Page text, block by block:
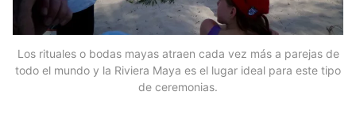
Los rituales o bodas mayas atraen cada vez más a parejas de
todo el mundo y la Riviera Maya es el lugar ideal para este tipo
de ceremonias.